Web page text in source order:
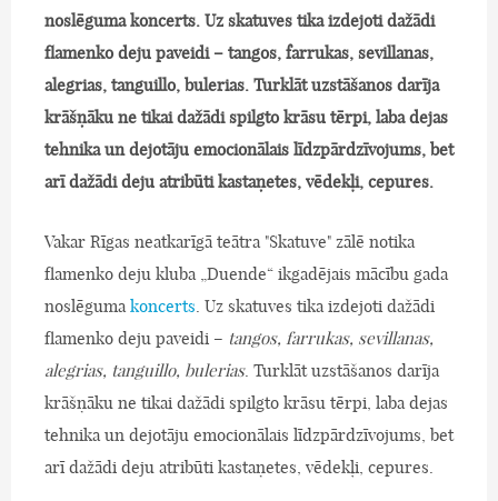
noslēguma koncerts. Uz skatuves tika izdejoti dažādi
flamenko deju paveidi – tangos, farrukas, sevillanas,
alegrias, tanguillo, bulerias. Turklāt uzstāšanos darīja
krāšņāku ne tikai dažādi spilgto krāsu tērpi, laba dejas
tehnika un dejotāju emocionālais līdzpārdzīvojums, bet
arī dažādi deju atribūti kastaņetes, vēdekļi, cepures.
Vakar Rīgas neatkarīgā teātra "Skatuve" zālē notika
flamenko deju kluba „Duende“ ikgadējais mācību gada
noslēguma koncerts . Uz skatuves tika izdejoti dažādi
flamenko deju paveidi – tangos, farrukas, sevillanas,
alegrias, tanguillo, bulerias. Turklāt uzstāšanos darīja
krāšņāku ne tikai dažādi spilgto krāsu tērpi, laba dejas
tehnika un dejotāju emocionālais līdzpārdzīvojums, bet
arī dažādi deju atribūti kastaņetes, vēdekļi, cepures.